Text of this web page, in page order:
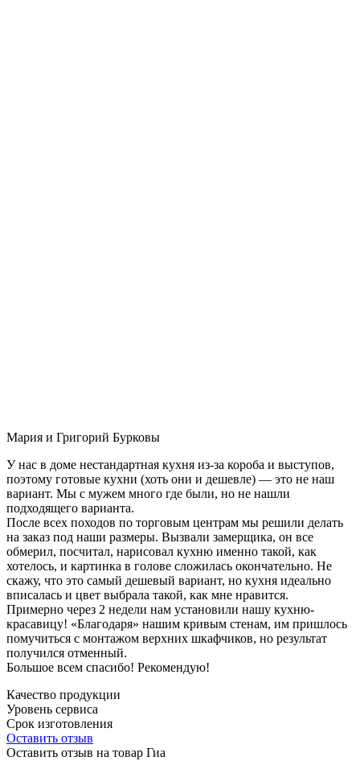
Мария и Григорий Бурковы
У нас в доме нестандартная кухня из-за короба и выступов,
поэтому готовые кухни (хоть они и дешевле) — это не наш
вариант. Мы с мужем много где были, но не нашли
подходящего варианта.
После всех походов по торговым центрам мы решили делать
на заказ под наши размеры. Вызвали замерщика, он все
обмерил, посчитал, нарисовал кухню именно такой, как
хотелось, и картинка в голове сложилась окончательно. Не
скажу, что это самый дешевый вариант, но кухня идеально
вписалась и цвет выбрала такой, как мне нравится.
Примерно через 2 недели нам установили нашу кухню-
красавицу! «Благодаря» нашим кривым стенам, им пришлось
помучиться с монтажом верхних шкафчиков, но результат
получился отменный.
Большое всем спасибо! Рекомендую!
Качество продукции
Уровень сервиса
Срок изготовления
Оставить отзыв
Оставить отзыв на товар Гиа